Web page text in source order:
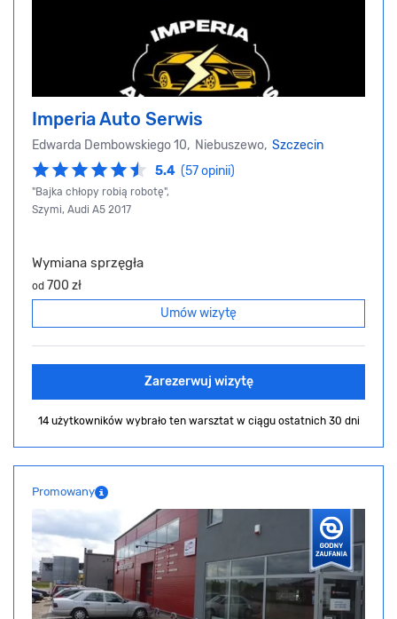
Imperia Auto Serwis
Edwarda Dembowskiego 10, Niebuszewo, Szczecin
5.4 (57 opinii)
"Bajka chłopy robią robotę",
Szymi, Audi A5 2017
Wymiana sprzęgła
od 700 zł
Umów wizytę
Zarezerwuj wizytę
14 użytkowników wybrało ten warsztat w ciągu ostatnich 30 dni
Promowany